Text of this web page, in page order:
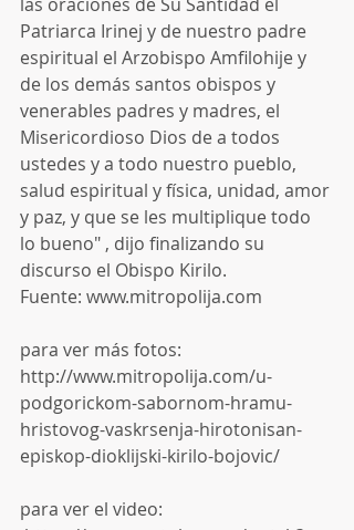
Patriarca Irinej y de nuestro padre
espiritual el Arzobispo Amfilohije y
de los demás santos obispos y
venerables padres y madres, el
Misericordioso Dios de a todos
ustedes y a todo nuestro pueblo,
salud espiritual y física, unidad, amor
y paz, y que se les multiplique todo
lo bueno" , dijo finalizando su
discurso el Obispo Kirilo.
Fuente: www.mitropolija.com
para ver más fotos:
http://www.mitropolija.com/u-
podgorickom-sabornom-hramu-
hristovog-vaskrsenja-hirotonisan-
episkop-dioklijski-kirilo-bojovic/
para ver el video: